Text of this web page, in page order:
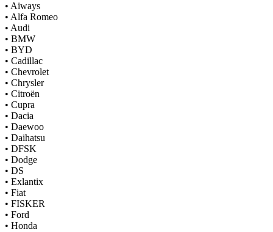
• Aiways
• Alfa Romeo
• Audi
• BMW
• BYD
• Cadillac
• Chevrolet
• Chrysler
• Citroën
• Cupra
• Dacia
• Daewoo
• Daihatsu
• DFSK
• Dodge
• DS
• Exlantix
• Fiat
• FISKER
• Ford
• Honda